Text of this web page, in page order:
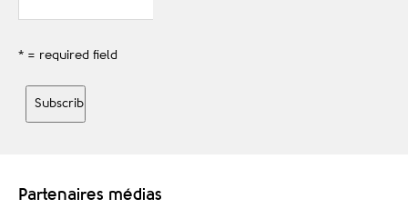
* = required field
Partenaires médias